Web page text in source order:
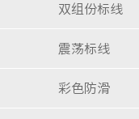
双组份标线
震荡标线
彩色防滑